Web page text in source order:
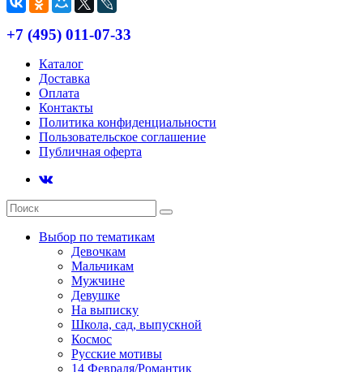
+7 (495) 011-07-33
Каталог
Доставка
Оплата
Контакты
Политика конфиденциальности
Пользовательское соглашение
Публичная оферта
Выбор по тематикам
Девочкам
Мальчикам
Мужчине
Девушке
На выписку
Школа, сад, выпускной
Космос
Русские мотивы
14 Февраля/Романтик